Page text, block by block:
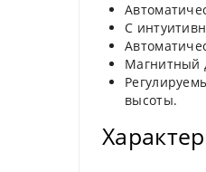
С
Магнитный
высоты.